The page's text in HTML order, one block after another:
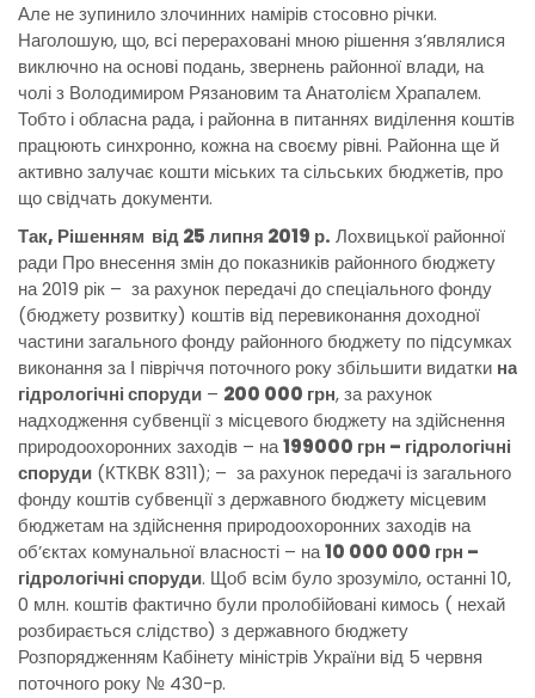
Але не зупинило злочинних намірів стосовно річки.
Наголошую, що, всі перераховані мною рішення з’являлися
виключно на основі подань, звернень районної влади, на
чолі з Володимиром Рязановим та Анатолієм Храпалем.
Тобто і обласна рада, і районна в питаннях виділення коштів
працюють синхронно, кожна на своєму рівні. Районна ще й
активно залучає кошти міських та сільських бюджетів, про
що свідчать документи.
Так, Рішенням від 25 липня 2019 р. Лохвицької районної
ради Про внесення змін до показників районного бюджету
на 2019 рік – за рахунок передачі до спеціального фонду
(бюджету розвитку) коштів від перевиконання доходної
частини загального фонду районного бюджету по підсумках
виконання за І півріччя поточного року збільшити видатки на
гідрологічні споруди – 200 000 грн, за рахунок
надходження субвенції з місцевого бюджету на здійснення
природоохоронних заходів – на199000 грн – гідрологічні
споруди (КТКВК 8311); – за рахунок передачі із загального
фонду коштів субвенції з державного бюджету місцевим
бюджетам на здійснення природоохоронних заходів на
об’єктах комунальної власності – на10 000 000 грн –
гідрологічні споруди. Щоб всім було зрозуміло, останні 10,
0 млн. коштів фактично були пролобійовані кимось ( нехай
розбирається слідство) з державного бюджету
Розпорядженням Кабінету міністрів України від 5 червня
поточного року № 430-р.